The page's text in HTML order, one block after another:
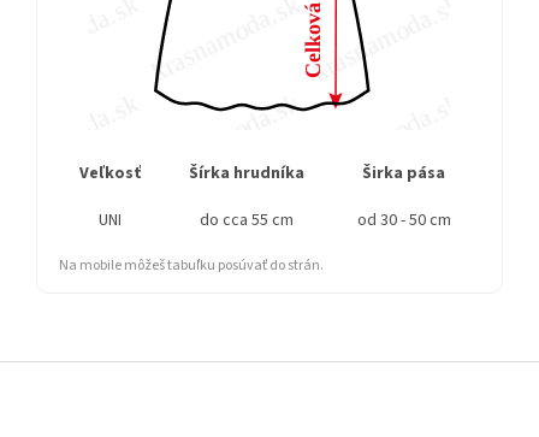
Veľkosť Šírka hrudníka Širka pása
UNI
do cca 55 cm od 30 - 50 cm
Na mobile môžeš tabuľku posúvať do strán.